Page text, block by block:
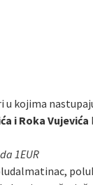
kojima
i Roka Vujevića
1EUR